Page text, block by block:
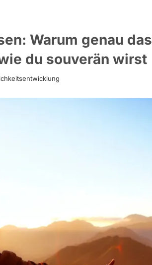
Warum genau das
du souverän wirst